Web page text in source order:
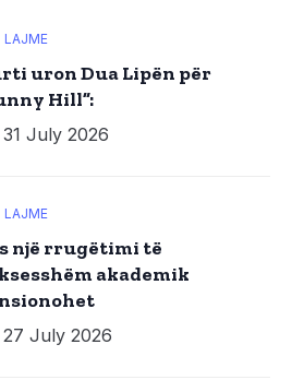
LAJME
uron Dua Lipën për
Hill”:
31 July 2026
LAJME
një rrugëtimi të
akademik
27 July 2026